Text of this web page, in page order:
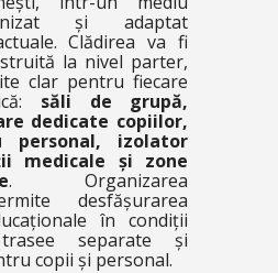
și adaptat
Clădirea va fi
la nivel parter,
clar pentru fiecare
săli de grupă,
dedicate copiilor,
personal, izolator
medicale și zone
. Organizarea
desfășurarea
în condiții
separate și
copii și personal.